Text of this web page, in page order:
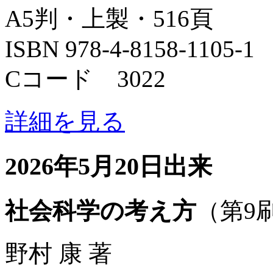
A5判・上製・516頁
ISBN 978-4-8158-1105-1
Cコード 3022
詳細を見る
2026年5月20日出来
社会科学の考え方 （第9
野村 康 著